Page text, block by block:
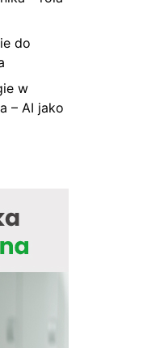
do
w
– AI jako